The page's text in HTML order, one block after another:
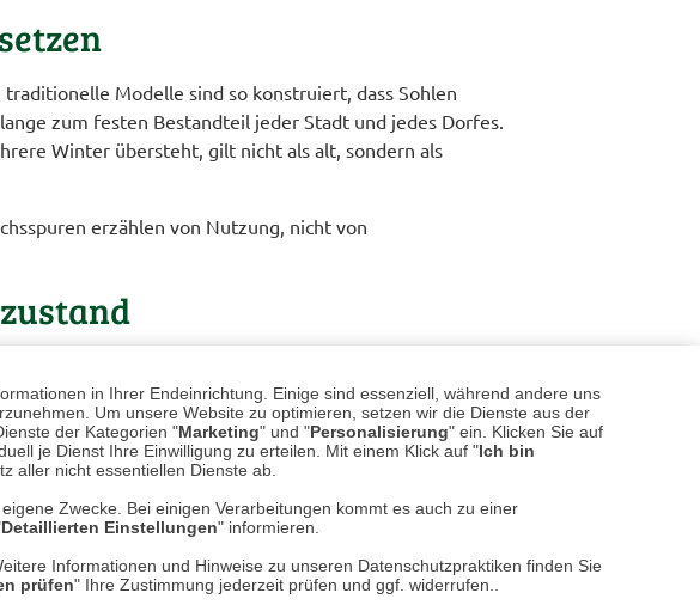
in Ihrer Endeinrichtung. Einige sind essenziell, während andere uns
Um unsere Website zu optimieren, setzen wir die Dienste aus der
der Kategorien "Marketing" und "Personalisierung" ein. Klicken Sie auf
je Dienst Ihre Einwilligung zu erteilen. Mit einem Klick auf "Ich bin
aller nicht essentiellen Dienste ab.
Zwecke. Bei einigen Verarbeitungen kommt es auch zu einer
Detaillierten Einstellungen" informieren.
Informationen und Hinweise zu unseren Datenschutzpraktiken finden Sie
prüfen" Ihre Zustimmung jederzeit prüfen und ggf. widerrufen..
Modelle sind so konstruiert, dass Sohlen
zum festen Bestandteil jeder Stadt und jedes Dorfes.
Winter übersteht, gilt nicht als alt, sondern als
erzählen von Nutzung, nicht von
den Inseln ist allerdings dementsprechend angepasst
vorbereitet zu sein und Schuhe spielen dabei eine
zu können, egal, was das Wetter entscheidet.
Leserbriefe lesen/verfassen